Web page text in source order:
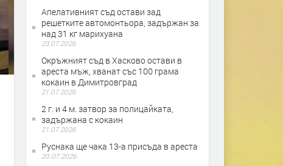
Апелативният съд остави зад
решетките автомонтьора, задържан за
над 31 кг марихуана
23.07.2026
Окръжният съд в Хасково остави в
ареста мъж, хванат със 100 грама
кокаин в Димитровград
21.07.2026
2 г. и 4 м. затвор за полицайката,
задържана с кокаин
21.07.2026
Руснака ще чака 13-а присъда в ареста
20.07.2026